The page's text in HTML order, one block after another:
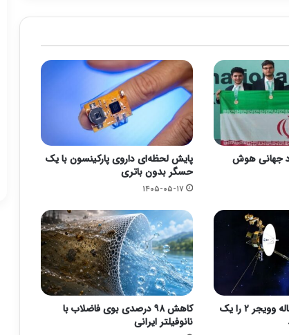
جهانی هوش
پایش لحظه‌ای داروی پارکینسون با یک
حسگر بدون باتری
۱۴۰۵-۰۵-۱۷
ناسا مأموریت ۴۸ ساله وویجر ۲ را یک
کاهش ۹۸ درصدی بوی فاضلاب با
نانوفیلتر ایرانی